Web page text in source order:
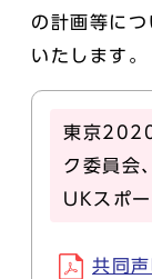
の計画等に
いたします。
東京
ク委員会
UKスポ
共同